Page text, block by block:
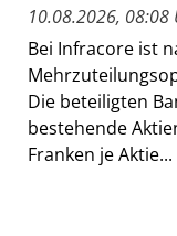
10.08.2026, 08:08
Bei Infracore ist
Die beteiligten
bestehende
Franken je Aktie...